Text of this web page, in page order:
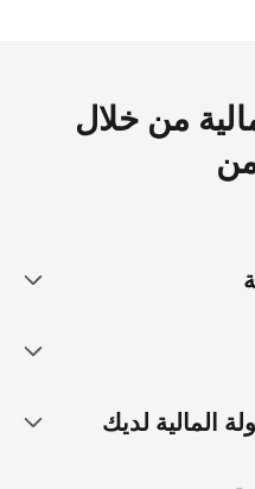
من خلال
المالية لديك